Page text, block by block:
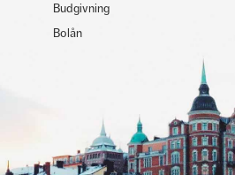
Budgivning
Bolån